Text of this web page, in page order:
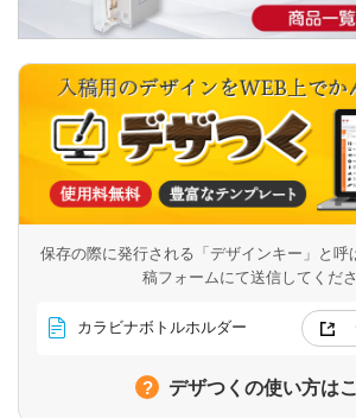
保存の際に発行される「デザインキー」と呼
稿フォームにて送信してくださ
カラビナボトルホルダー
デザつくの使い方は